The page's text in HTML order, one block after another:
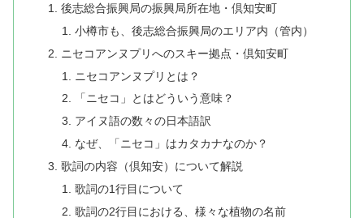
後志総合振興局の振興局所在地・倶知安町
小樽市も、後志総合振興局のエリア内（管内）
ニセコアンヌプリへのスキー拠点・倶知安町
ニセコアンヌプリとは？
「ニセコ」とはどういう意味？
アイヌ語の数々の日本語訳
なぜ、「ニセコ」はカタカナなのか？
歌詞の内容（倶知安）について解説
歌詞の1行目について
歌詞の2行目における、様々な植物の名前